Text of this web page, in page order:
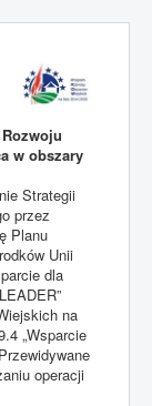
w obszary
Strategii
przez
Planu
Unii
dla
na
„Wsparcie
operacji